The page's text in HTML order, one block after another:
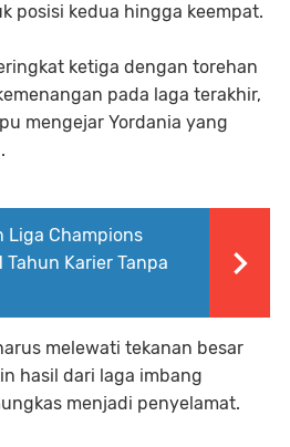
posisi kedua hingga keempat.
ketiga dengan torehan
pada laga terakhir,
mengejar Yordania yang
Liga Champions
Tahun Karier Tanpa
melewati tekanan besar
hasil dari laga imbang
menjadi penyelamat.